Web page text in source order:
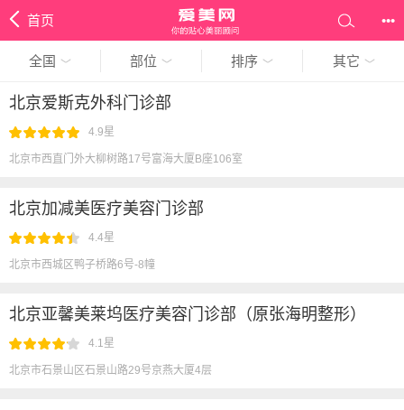
首页 •••
全国 部位 排序 其它
北京爱斯克外科门诊部
4.9星
北京市西直门外大柳树路17号富海大厦B座106室
北京加减美医疗美容门诊部
4.4星
北京市西城区鸭子桥路6号-8幢
北京亚馨美莱坞医疗美容门诊部（原张海明整形）
4.1星
北京市石景山区石景山路29号京燕大厦4层